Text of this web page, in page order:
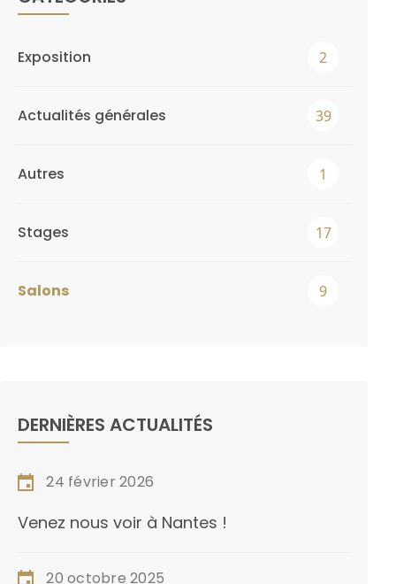
Exposition 2
Actualités générales 39
Autres 1
Stages 17
Salons 9
DERNIÈRES ACTUALITÉS
24 février 2026
Venez nous voir à Nantes !
20 octobre 2025